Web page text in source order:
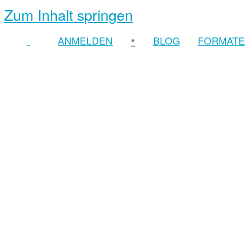
Zum Inhalt springen
ANMELDEN • BLOG FORMATE